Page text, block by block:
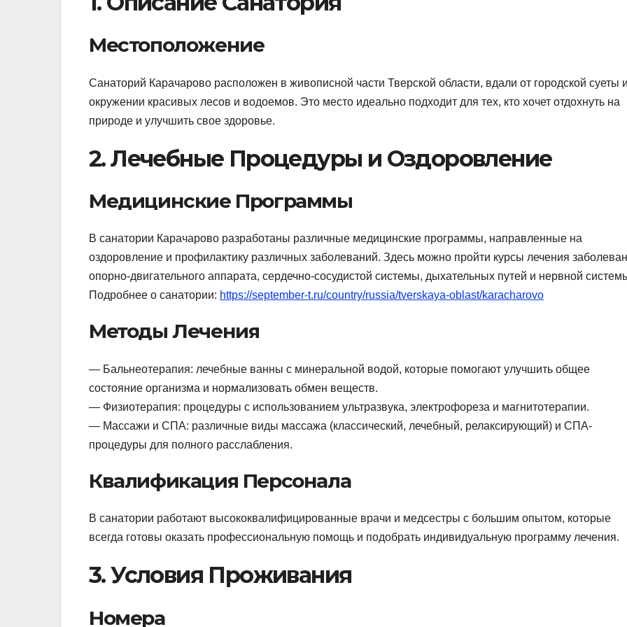
Местоположение
Санаторий Карачарово расположен в живописной части Тверской области, вдали от городской суеты
окружении красивых лесов и водоемов. Это место идеально подходит для тех, кто хочет отдохнуть на
природе и улучшить свое здоровье.
2. Лечебные Процедуры и Оздоровление
Медицинские Программы
В санатории Карачарово разработаны различные медицинские программы, направленные на
оздоровление и профилактику различных заболеваний. Здесь можно пройти курсы лечения
опорно-двигательного аппарата, сердечно-сосудистой системы, дыхательных путей и нервной
Подробнее о санатории: https://september-t.ru/country/russia/tverskaya-oblast/karacharovo
Методы Лечения
— Бальнеотерапия: лечебные ванны с минеральной водой, которые помогают улучшить общее
состояние организма и нормализовать обмен веществ.
— Физиотерапия: процедуры с использованием ультразвука, электрофореза и магнитотерапии.
— Массажи и СПА: различные виды массажа (классический, лечебный, релаксирующий) и СПА-
процедуры для полного расслабления.
Квалификация Персонала
В санатории работают высококвалифицированные врачи и медсестры с большим опытом, которые
всегда готовы оказать профессиональную помощь и подобрать индивидуальную программу лечения.
3. Условия Проживания
Номера